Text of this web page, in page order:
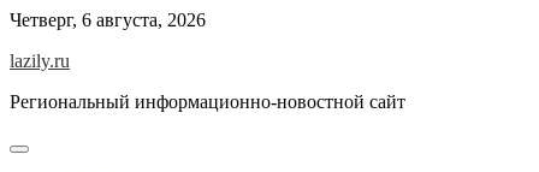
Skip
content
Четверг, 6 августа, 2026
lazily.ru
Региональный информационно-новостной сайт